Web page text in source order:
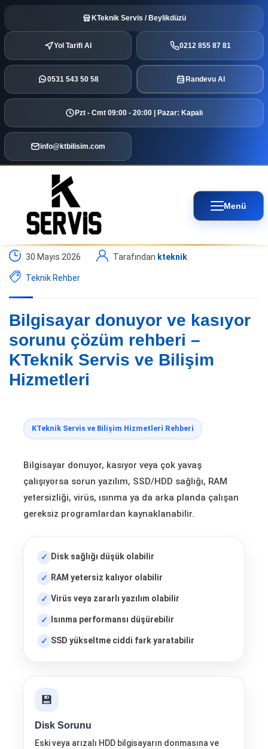
KTeknik Servis / Beylikdüzü
Yol Tarifi Al 0212 855 87 81
0531 543 50 58 Randevu Al
Pzt - Cmt 09:00 - 20:00 | Pazar: Kapalı
info@ktbilisim.com
Menü
30 Mayıs 2026 Tarafından kteknik
Teknik Rehber
Bilgisayar donuyor ve kasıyor
sorunu çözüm rehberi –
KTeknik Servis ve Bilişim
Hizmetleri
KTeknik Servis ve Bilişim Hizmetleri Rehberi
Bilgisayar donuyor, kasıyor veya çok yavaş
çalışıyorsa sorun yazılım, SSD/HDD sağlığı, RAM
yetersizliği, virüs, ısınma ya da arka planda çalışan
gereksiz programlardan kaynaklanabilir.
Disk sağlığı düşük olabilir
RAM yetersiz kalıyor olabilir
Virüs veya zararlı yazılım olabilir
Isınma performansı düşürebilir
SSD yükseltme ciddi fark yaratabilir
💾
Disk Sorunu
Eski veya arızalı HDD bilgisayarın donmasına ve